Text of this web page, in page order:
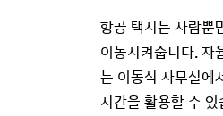
항공 택시는 사람뿐
이동시켜줍니다.
는 이동식 사무실에
시간을 활용할 수